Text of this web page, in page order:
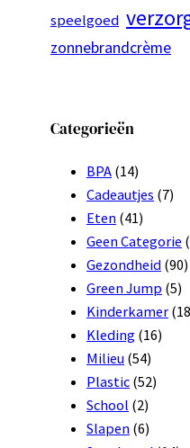
speelgoed
zonnebrandcrème
Categorieën
BPA (14)
Cadeautjes (7)
Eten (41)
Geen Categorie
Gezondheid (90)
Green Jump (5)
Kinderkamer
Kleding (16)
Milieu (54)
Plastic (52)
School (2)
Slapen (6)